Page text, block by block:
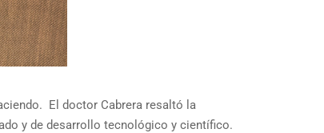
El doctor Cabrera resaltó la
y de desarrollo tecnológico y científico.